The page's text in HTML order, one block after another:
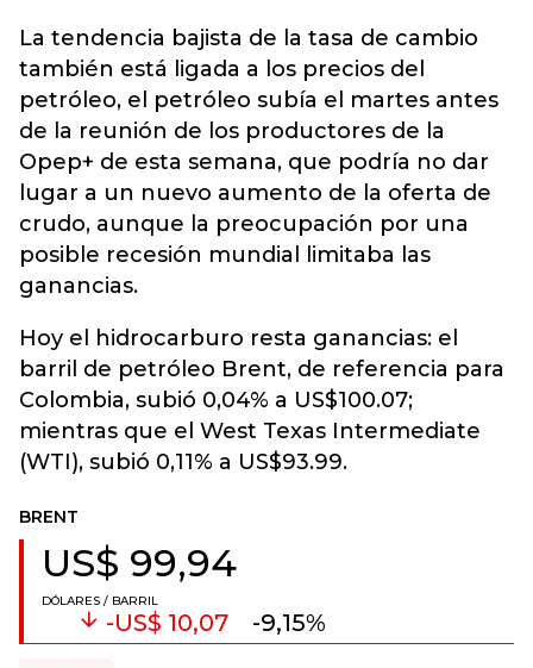
La tendencia bajista de la tasa de cambio
también está ligada a los precios del
petróleo, el petróleo subía el martes antes
de la reunión de los productores de la
Opep+ de esta semana, que podría no dar
lugar a un nuevo aumento de la oferta de
crudo, aunque la preocupación por una
posible recesión mundial limitaba las
ganancias.
Hoy el hidrocarburo resta ganancias: el
barril de petróleo Brent, de referencia para
Colombia, subió 0,04% a US$100.07;
mientras que el West Texas Intermediate
(WTI), subió 0,11% a US$93.99.